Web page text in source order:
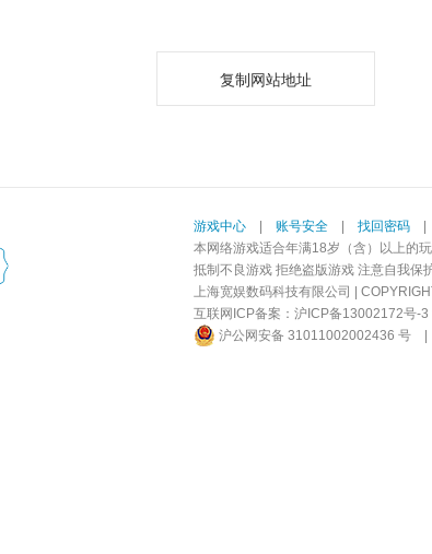
复制网站地址
游戏中心 账号安全 找回密码
本网络游戏适合年满18岁（含）以上的
抵制不良游戏 拒绝盗版游戏 注意自我保
上海宽娱数码科技有限公司 |
互联网ICP备案： 沪ICP备13002172号-3
沪公网安备 31011002002436 号